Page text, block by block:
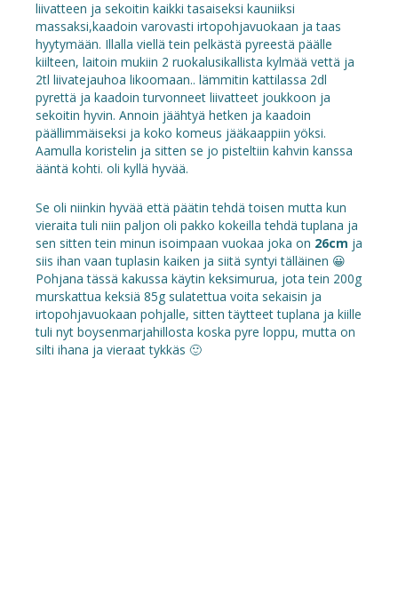
liivatteen ja sekoitin kaikki tasaiseksi kauniiksi
massaksi,kaadoin varovasti irtopohjavuokaan ja taas
hyytymään. Illalla viellä tein pelkästä pyreestä päälle
kiilteen, laitoin mukiin 2 ruokalusikallista kylmää vettä ja
2tl liivatejauhoa likoomaan.. lämmitin kattilassa 2dl
pyrettä ja kaadoin turvonneet liivatteet joukkoon ja
sekoitin hyvin. Annoin jäähtyä hetken ja kaadoin
päällimmäiseksi ja koko komeus jääkaappiin yöksi.
Aamulla koristelin ja sitten se jo pisteltiin kahvin kanssa
ääntä kohti. oli kyllä hyvää.
Se oli niinkin hyvää että päätin tehdä toisen mutta kun
vieraita tuli niin paljon oli pakko kokeilla tehdä tuplana ja
sen sitten tein minun isoimpaan vuokaa joka on 26cm ja
siis ihan vaan tuplasin kaiken ja siitä syntyi tälläinen 😀
Pohjana tässä kakussa käytin keksimurua, jota tein 200g
murskattua keksiä 85g sulatettua voita sekaisin ja
irtopohjavuokaan pohjalle, sitten täytteet tuplana ja kiille
tuli nyt boysenmarjahillosta koska pyre loppu, mutta on
silti ihana ja vieraat tykkäs 🙂